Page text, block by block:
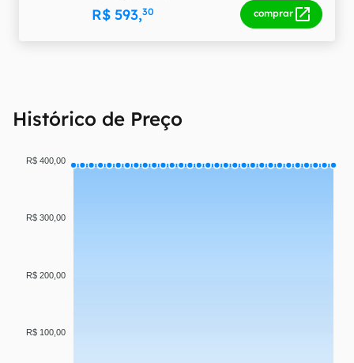
R$ 593,30 comprar
Histórico de Preço
R$ 400,00
R$ 300,00
R$ 200,00
R$ 100,00